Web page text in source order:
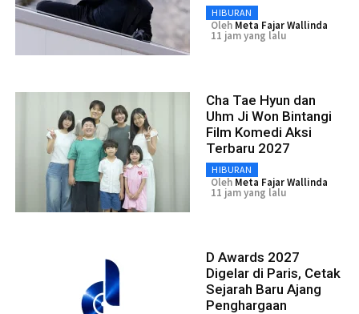
HIBURAN
Oleh Meta Fajar Wallinda
11 jam yang lalu
Cha Tae Hyun dan
Uhm Ji Won Bintangi
Film Komedi Aksi
Terbaru 2027
HIBURAN
Oleh Meta Fajar Wallinda
11 jam yang lalu
D Awards 2027
Digelar di Paris, Cetak
Sejarah Baru Ajang
Penghargaan